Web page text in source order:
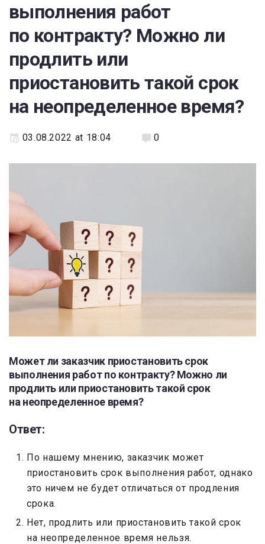
выполнения работ
по контракту? Можно ли
продлить или
приостановить такой срок
на неопределенное время?
03.08.2022 at 18:04 0
Может ли заказчик приостановить срок
выполнения работ по контракту? Можно ли
продлить или приостановить такой срок
на неопределенное время?
Ответ:
По нашему мнению, заказчик может
приостановить срок выполнения работ, однако
это ничем не будет отличаться от продления
срока.
Нет, продлить или приостановить такой срок
на неопределенное время нельзя.